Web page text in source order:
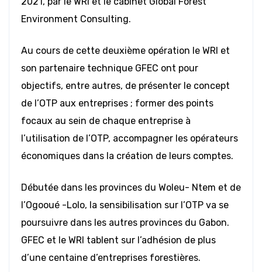
Environment Consulting.
Au cours de cette deuxième opération le WRI et
son partenaire technique GFEC ont pour
objectifs, entre autres, de présenter le concept
de l’OTP aux entreprises ; former des points
focaux au sein de chaque entreprise à
l’utilisation de l’OTP, accompagner les opérateurs
économiques dans la création de leurs comptes.
Débutée dans les provinces du Woleu- Ntem et de
l’Ogooué -Lolo, la sensibilisation sur l’OTP va se
poursuivre dans les autres provinces du Gabon.
GFEC et le WRI tablent sur l’adhésion de plus
d’une centaine d’entreprises forestières.